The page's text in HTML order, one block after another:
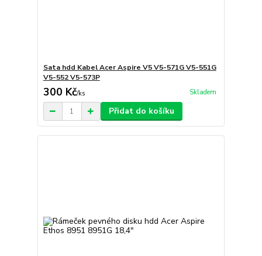
Sata hdd Kabel Acer Aspire V5 V5-571G V5-551G
V5-552 V5-573P
300 Kč/ks Skladem
Přidat do košíku